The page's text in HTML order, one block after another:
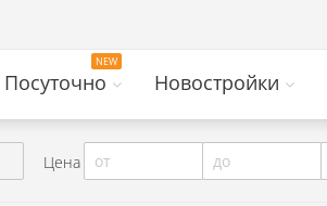
Посуточно Новостройки
Цена от до